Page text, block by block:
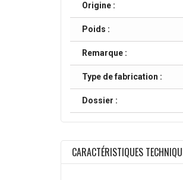
Origine :
Poids :
Remarque :
Type de fabrication :
Dossier :
CARACTÉRISTIQUES